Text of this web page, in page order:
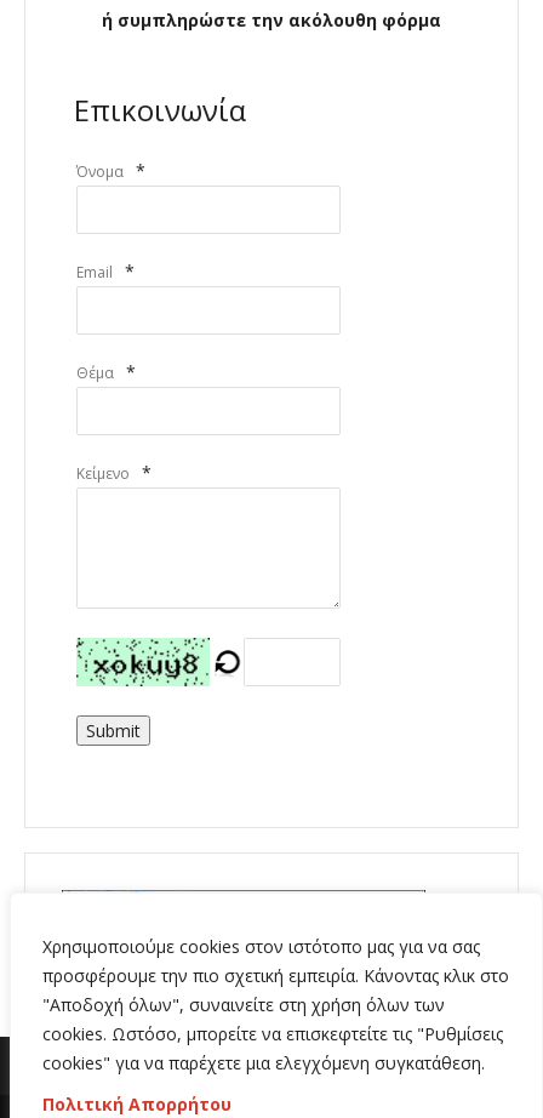
Χρησιμοποιούμε cookies στον ιστότοπο μας για να σας
προσφέρουμε την πιο σχετική εμπειρία. Κάνοντας κλικ στο
"Αποδοχή όλων", συναινείτε στη χρήση όλων των
cookies. Ωστόσο, μπορείτε να επισκεφτείτε τις "Ρυθμίσεις
cookies" για να παρέχετε μια ελεγχόμενη συγκατάθεση.
Πολιτική Απορρήτου
ή συμπληρώστε την ακόλουθη φόρμα
Επικοινωνία
Όνομα *
Email *
Θέμα *
Κείμενο *
Submit